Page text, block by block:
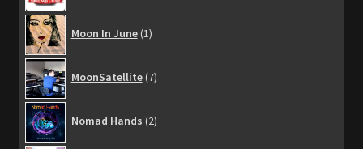
Moon In June 1produit
MoonSatellite 7produits
Nomad Hands 2produits